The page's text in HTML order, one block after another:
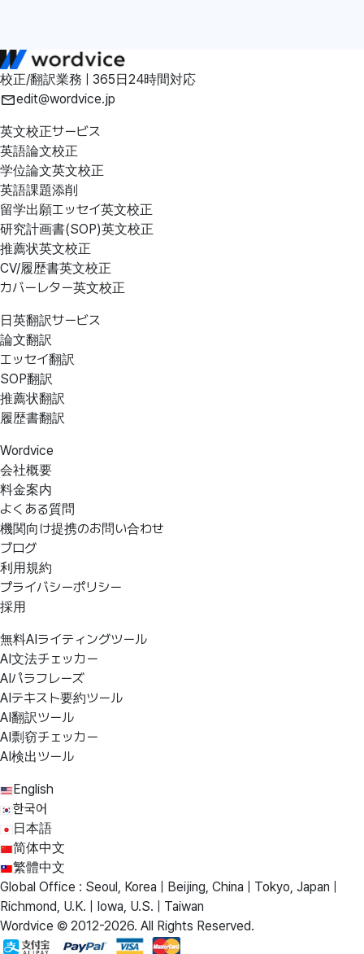
校正/翻訳業務 | 365日24時間対応
edit@wordvice.jp
英文校正サービス
英語論文校正
学位論文英文校正
英語課題添削
留学出願エッセイ英文校正
研究計画書(SOP)英文校正
推薦状英文校正
CV/履歴書英文校正
カバーレター英文校正
日英翻訳サービス
論文翻訳
エッセイ翻訳
SOP翻訳
推薦状翻訳
履歴書翻訳
Wordvice
会社概要
料金案内
よくある質問
機関向け提携のお問い合わせ
ブログ
利用規約
プライバシーポリシー
採用
無料AIライティングツール
AI文法チェッカー
AIパラフレーズ
AIテキスト要約ツール
AI翻訳ツール
AI剽窃チェッカー
AI検出ツール
English
한국어
日本語
简体中文
繁體中文
Global Office : Seoul, Korea | Beijing, China | Tokyo, Japan |
Richmond, U.K. | Iowa, U.S. | Taiwan
Wordvice © 2012-2026. All Rights Reserved.